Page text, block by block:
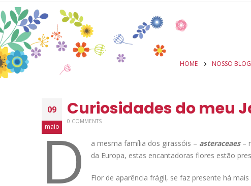
HOME NOSSO BLOG
09
maio
Curiosidades do meu
0 COMMENTS
D a mesma família dos girassóis – asteraceaes–
da Europa, estas encantadoras flores estão
Flor de aparência frágil, se faz presente há